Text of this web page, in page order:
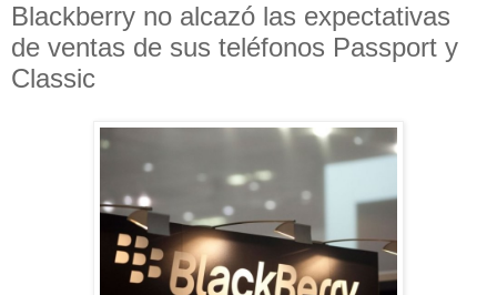
Blackberry no alcazó las expectativas
de ventas de sus teléfonos Passport y
Classic